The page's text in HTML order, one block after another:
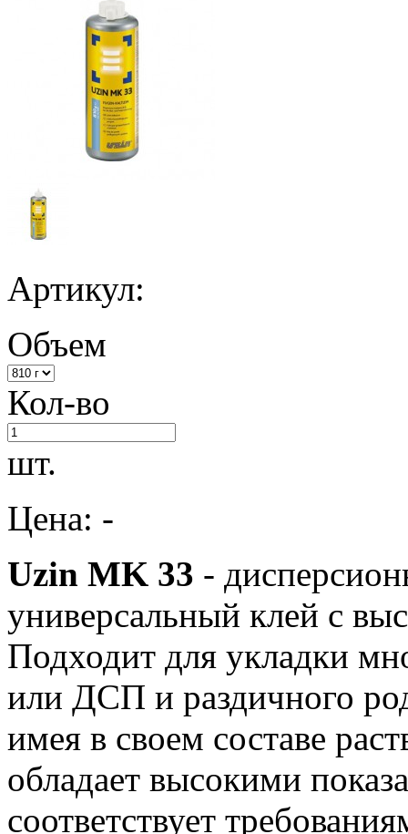
Артикул:
Объем
Кол-во
шт.
Цена: -
Uzin MK 33 -
универсальный клей с
Подходит для укладки
или ДСП и раздичного
имея в своем составе
обладает высокими
соответствует